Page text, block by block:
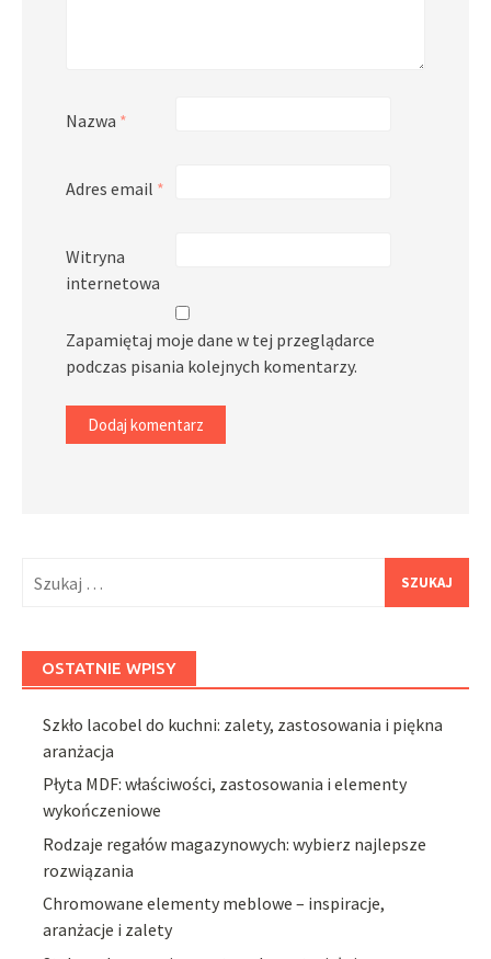
Nazwa *
Adres email *
Witryna
internetowa
Zapamiętaj moje dane w tej przeglądarce
podczas pisania kolejnych komentarzy.
OSTATNIE WPISY
Szkło lacobel do kuchni: zalety, zastosowania i piękna
aranżacja
Płyta MDF: właściwości, zastosowania i elementy
wykończeniowe
Rodzaje regałów magazynowych: wybierz najlepsze
rozwiązania
Chromowane elementy meblowe – inspiracje,
aranżacje i zalety